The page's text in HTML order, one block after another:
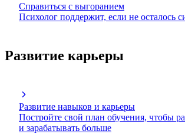
Справиться с выгоранием
Психолог поддержит, если не осталось
Развитие карьеры
Развитие навыков и карьеры
Постройте свой план обучения, чтобы
и зарабатывать больше